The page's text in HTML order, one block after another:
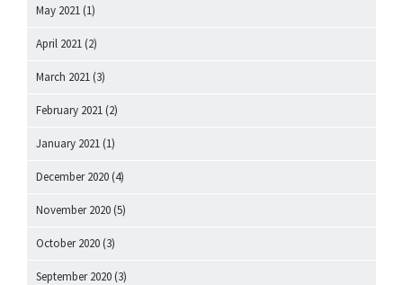
May 2021 (1)
April 2021 (2)
March 2021 (3)
February 2021 (2)
January 2021 (1)
December 2020 (4)
November 2020 (5)
October 2020 (3)
September 2020 (3)